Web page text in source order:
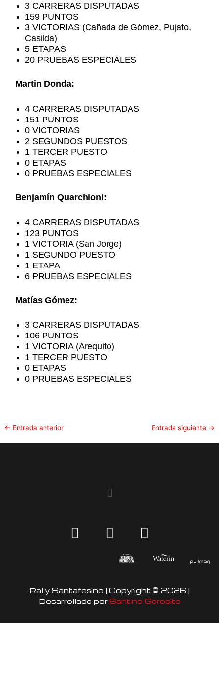
3 CARRERAS DISPUTADAS
159 PUNTOS
3 VICTORIAS (Cañada de Gómez, Pujato,
Casilda)
5 ETAPAS
20 PRUEBAS ESPECIALES
Martin Donda:
4 CARRERAS DISPUTADAS
151 PUNTOS
0 VICTORIAS
2 SEGUNDOS PUESTOS
1 TERCER PUESTO
0 ETAPAS
0 PRUEBAS ESPECIALES
Benjamín Quarchioni:
4 CARRERAS DISPUTADAS
123 PUNTOS
1 VICTORIA (San Jorge)
1 SEGUNDO PUESTO
1 ETAPA
6 PRUEBAS ESPECIALES
Matías Gómez:
3 CARRERAS DISPUTADAS
106 PUNTOS
1 VICTORIA (Arequito)
1 TERCER PUESTO
0 ETAPAS
0 PRUEBAS ESPECIALES
← Entrada anterior Entrada siguiente →
Menu
n
g
r
a
a
o
o
k
o
b
e
Rally Santafesino | Copyright © 2026 |
Desarrollado por Santino Gorosito